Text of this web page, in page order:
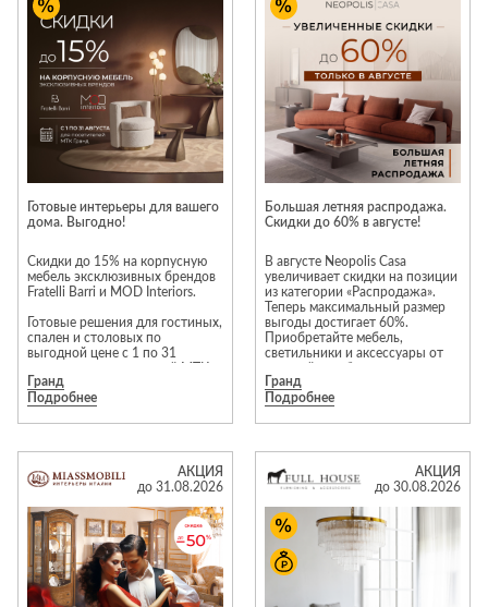
Приставные
столики
Сервировочные
столики
Туалетные
столики
Все стулья
Стулья
Табуреты
Двери
Входные двери
Детская
мебель
Детские кровати
зонты
Грили и очаги
Диваны
Кресла и
шезлонги
ресторанов и
Столы
Сантехника
Душ
каналы и трапы
Душевые
ограждения и
поддоны
Торшеры
Уличный свет
Товары для
дома
Ароматы для
дома и
косметика
Бытовая химия
Вешалки
Гладильные
доски
Сушилки
Текстиль
Товары для
Готовые интерьеры для вашего
дома. Выгодно!
Скидки до 15% на корпусную
мебель эксклюзивных брендов
Fratelli Barri и MOD Interiors.
Готовые решения для гостиных,
спален и столовых по
выгодной цене с 1 по 31
«Гранд».
Гранд
Подробнее
Большая летняя распродажа.
Скидки до 60% в августе!
В августе Neopolis Casa
увеличивает скидки на позиции
из категории «Распродажа».
Теперь максимальный размер
выгоды достигает 60%.
Приобретайте мебель,
светильники и аксессуары от
привлекательных условиях!*
акции участвуют
исключительно новые
предметы интерьера. Каждая
модель проходит тщательную
проверку перед продажей;
гарантия производителя
распространяется на всю
Гранд
Подробнее
АКЦИЯ
до 31.08.2026
АКЦИЯ
до 30.08.2026